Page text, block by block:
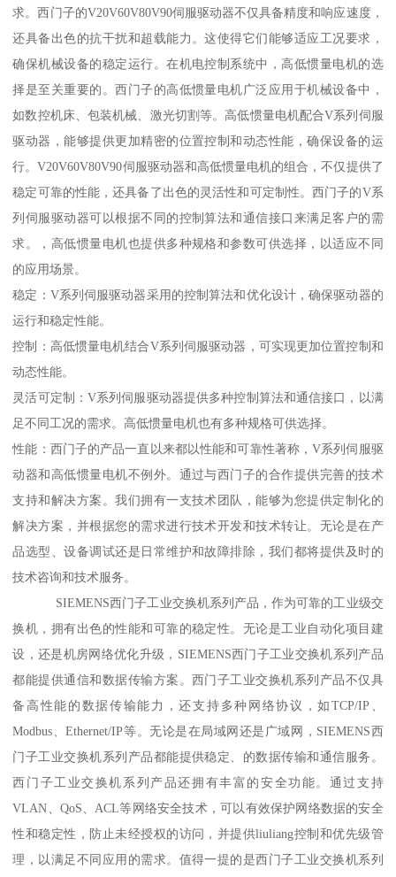
求。西门子的V20V60V80V90伺服驱动器不仅具备精度和响应速度，
还具备出色的抗干扰和超载能力。这使得它们能够适应工况要求，
确保机械设备的稳定运行。在机电控制系统中，高低惯量电机的选
择是至关重要的。西门子的高低惯量电机广泛应用于机械设备中，
如数控机床、包装机械、激光切割等。高低惯量电机配合V系列伺服
驱动器，能够提供更加精密的位置控制和动态性能，确保设备的运
行。V20V60V80V90伺服驱动器和高低惯量电机的组合，不仅提供了
稳定可靠的性能，还具备了出色的灵活性和可定制性。西门子的V系
列伺服驱动器可以根据不同的控制算法和通信接口来满足客户的需
求。，高低惯量电机也提供多种规格和参数可供选择，以适应不同
的应用场景。
稳定：V系列伺服驱动器采用的控制算法和优化设计，确保驱动器的
运行和稳定性能。
控制：高低惯量电机结合V系列伺服驱动器，可实现更加位置控制和
动态性能。
灵活可定制：V系列伺服驱动器提供多种控制算法和通信接口，以满
足不同工况的需求。高低惯量电机也有多种规格可供选择。
性能：西门子的产品一直以来都以性能和可靠性著称，V系列伺服驱
动器和高低惯量电机不例外。通过与西门子的合作提供完善的技术
支持和解决方案。我们拥有一支技术团队，能够为您提供定制化的
解决方案，并根据您的需求进行技术开发和技术转让。无论是在产
品选型、设备调试还是日常维护和故障排除，我们都将提供及时的
技术咨询和技术服务。
SIEMENS西门子工业交换机系列产品，作为可靠的工业级交
换机，拥有出色的性能和可靠的稳定性。无论是工业自动化项目建
设，还是机房网络优化升级，SIEMENS西门子工业交换机系列产品
都能提供通信和数据传输方案。西门子工业交换机系列产品不仅具
备高性能的数据传输能力，还支持多种网络协议，如TCP/IP、
Modbus、Ethernet/IP等。无论是在局域网还是广域网，SIEMENS西
门子工业交换机系列产品都能提供稳定、的数据传输和通信服务。
西门子工业交换机系列产品还拥有丰富的安全功能。通过支持
VLAN、QoS、ACL等网络安全技术，可以有效保护网络数据的安全
性和稳定性，防止未经授权的访问，并提供liuliang控制和优先级管
理，以满足不同应用的需求。值得一提的是西门子工业交换机系列